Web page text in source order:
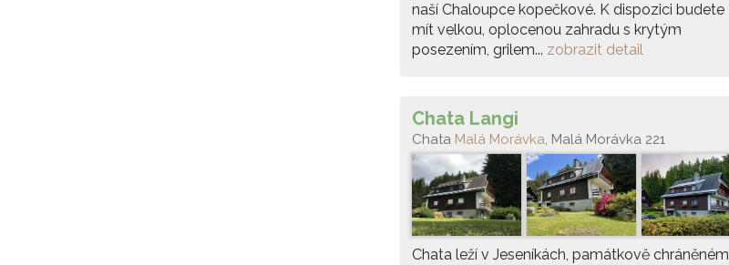
naší Chaloupce kopečkové. K dispozici budete
mít velkou, oplocenou zahradu s krytým
posezením, grilem... zobrazit detail
Chata Langi
Chata Malá Morávka, Malá Morávka 221
Chata leží v Jeseníkách, památkově chráněném